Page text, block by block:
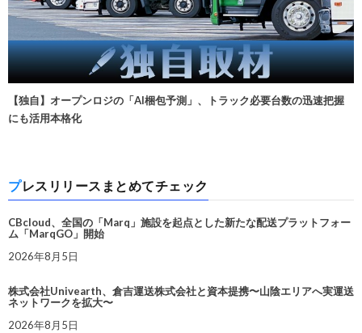
【独自】オープンロジの「AI梱包予測」、トラック必要台数の迅速把握
にも活用本格化
プレスリリースまとめてチェック
CBcloud、全国の「Marq」施設を起点とした新たな配送プラットフォー
ム「MarqGO」開始
2026年8月5日
株式会社Univearth、倉吉運送株式会社と資本提携〜山陰エリアへ実運送
ネットワークを拡大〜
2026年8月5日